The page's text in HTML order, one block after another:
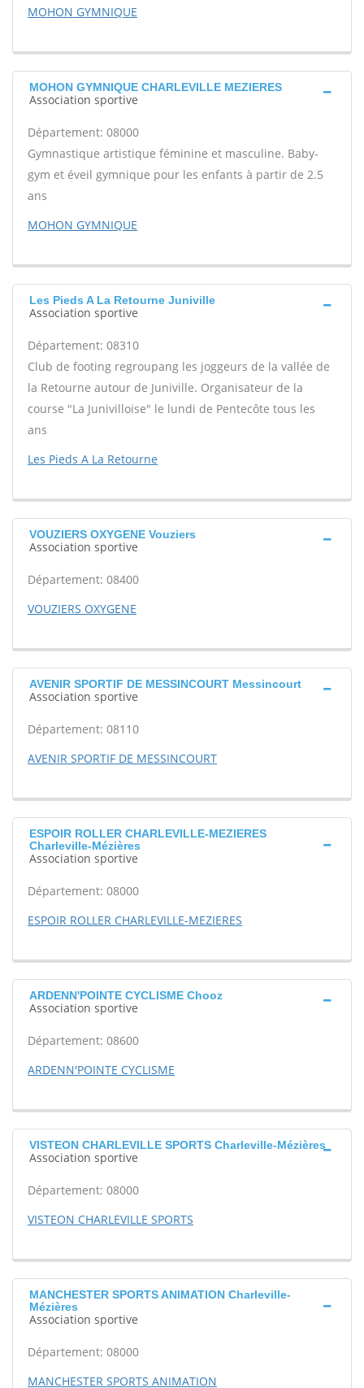
MOHON GYMNIQUE
MOHON GYMNIQUE CHARLEVILLE MEZIERES
Association sportive
Département: 08000
Gymnastique artistique féminine et masculine. Baby-
gym et éveil gymnique pour les enfants à partir de 2.5
ans
MOHON GYMNIQUE
Les Pieds A La Retourne Juniville
Association sportive
Département: 08310
Club de footing regroupang les joggeurs de la vallée de
la Retourne autour de Juniville. Organisateur de la
course "La Junivilloise" le lundi de Pentecôte tous les
ans
Les Pieds A La Retourne
VOUZIERS OXYGENE Vouziers
Association sportive
Département: 08400
VOUZIERS OXYGENE
AVENIR SPORTIF DE MESSINCOURT Messincourt
Association sportive
Département: 08110
AVENIR SPORTIF DE MESSINCOURT
ESPOIR ROLLER CHARLEVILLE-MEZIERES
Charleville-Mézières
Association sportive
Département: 08000
ESPOIR ROLLER CHARLEVILLE-MEZIERES
ARDENN'POINTE CYCLISME Chooz
Association sportive
Département: 08600
ARDENN'POINTE CYCLISME
VISTEON CHARLEVILLE SPORTS Charleville-Mézières
Association sportive
Département: 08000
VISTEON CHARLEVILLE SPORTS
MANCHESTER SPORTS ANIMATION Charleville-
Mézières
Association sportive
Département: 08000
MANCHESTER SPORTS ANIMATION